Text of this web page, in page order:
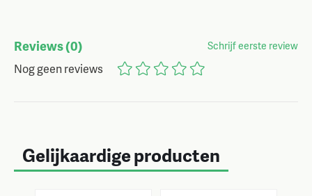
Reviews(0) Schrijf eerste review
Nog geen reviews
Gelijkaardige producten